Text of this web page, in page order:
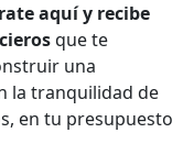
aquí y recibe
que te
una
la tranquilidad de
en tu presupuesto